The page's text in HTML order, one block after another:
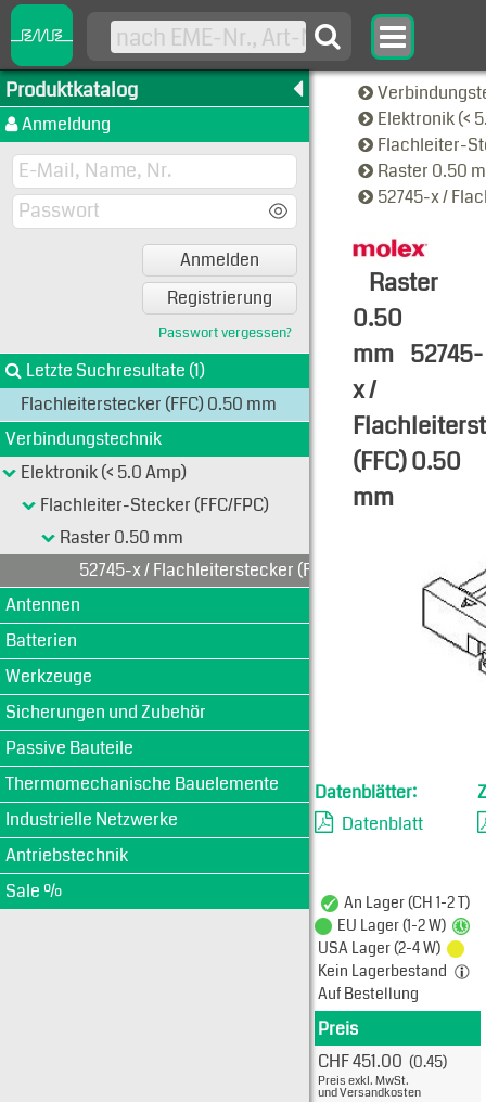
Produktkatalog
Anmeldung
Anmelden
Registrierung
Passwort vergessen?
Letzte Suchresultate (1)
Flachleiterstecker (FFC) 0.50 mm
Verbindungstechnik
Elektronik (< 5.0 Amp)
Flachleiter-Stecker (FFC/FPC)
Raster 0.50 mm
52745-x / Flachleiterstecker (FFC) 0.50 mm
Antennen
Batterien
Werkzeuge
Sicherungen und Zubehör
Passive Bauteile
Thermomechanische Bauelemente
Industrielle Netzwerke
Antriebstechnik
Sale %
Elektronik (<
Flachleiter-
Raster 0.50
52745-x /
Raster
0.50
mm 52745-
x /
(FFC) 0.50
mm
Datenblätter:
Datenblatt
An Lager (CH 1-2 T)
EU Lager (1-2 W)
USA Lager (2-4 W)
Kein Lagerbestand
Auf Bestellung
Produkt
Preis
Typ:
CHF 451.00 (0.45)
Preis exkl. MwSt.
und Versandkosten